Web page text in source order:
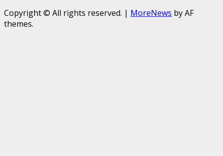
Copyright © All rights reserved. | MoreNews by AF
themes.